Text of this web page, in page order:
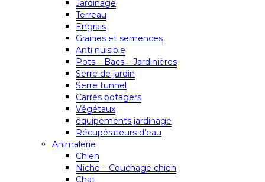
Jardinage
Terreau
Engrais
Graines et semences
Anti nuisible
Pots – Bacs – Jardinières
Serre de jardin
Serre tunnel
Carrés potagers
Végétaux
équipements jardinage
Récupérateurs d’eau
Animalerie
Chien
Niche – Couchage chien
Chat